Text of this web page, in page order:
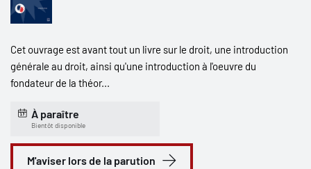
Cet ouvrage est avant tout un livre sur le droit, une introduction
générale au droit, ainsi qu'une introduction à l'oeuvre du
fondateur de la théor...
À paraître
Bientôt disponible
M'aviser lors de la parution